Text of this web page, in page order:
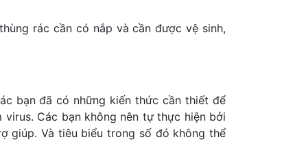
rác cần có nắp và cần được vệ sinh,
bạn đã có những kiến thức cần thiết để
Các bạn không nên tự thực hiện bởi
giúp. Và tiêu biểu trong số đó không thể